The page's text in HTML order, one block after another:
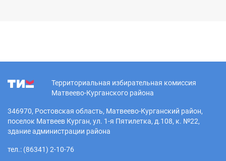
Территориальная избирательная комиссия
Матвеево-Курганского района
346970, Ростовская область, Матвеево-Курганский район,
поселок Матвеев Курган, ул. 1-я Пятилетка, д.108, к. №22,
здание администрации района
тел.: (86341) 2-10-76